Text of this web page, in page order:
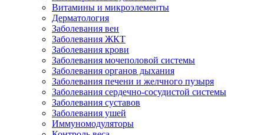
Витамины и микроэлементы
Дерматология
Заболевания вен
Заболевания ЖКТ
Заболевания крови
Заболевания мочеполовой системы
Заболевания органов дыхания
Заболевания печени и желчного пузыря
Заболевания сердечно-сосудистой системы
Заболевания суставов
Заболевания ушей
Иммуномодуляторы